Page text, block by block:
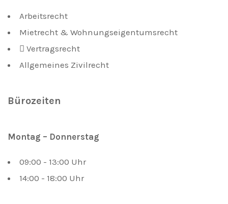
Arbeitsrecht
Mietrecht & Wohnungseigentumsrecht
Vertragsrecht
Allgemeines Zivilrecht
Bürozeiten
Montag – Donnerstag
09:00 - 13:00 Uhr
14:00 - 18:00 Uhr